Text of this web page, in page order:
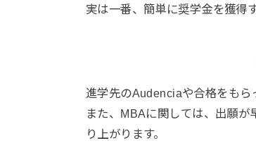
実は一番、簡単に奨学金を獲得
進学先のAudenciaや合格をもら
また、MBAに関しては、出願が
り上がります。